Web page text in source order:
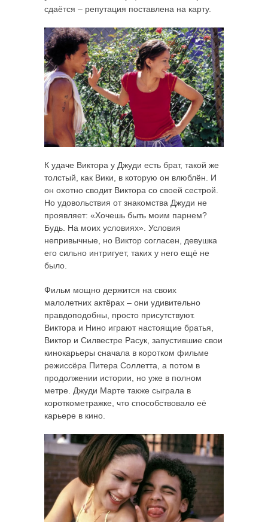
сдаётся – репутация поставлена на карту.
К удаче Виктора у Джуди есть брат, такой же
толстый, как Вики, в которую он влюблён. И
он охотно сводит Виктора со своей сестрой.
Но удовольствия от знакомства Джуди не
проявляет: «Хочешь быть моим парнем?
Будь. На моих условиях». Условия
непривычные, но Виктор согласен, девушка
его сильно интригует, таких у него ещё не
было.
Фильм мощно держится на своих
малолетних актёрах – они удивительно
правдоподобны, просто присутствуют.
Виктора и Нино играют настоящие братья,
Виктор и Силвестре Расук, запустившие свои
кинокарьеры сначала в коротком фильме
режиссёра Питера Соллетта, а потом в
продолжении истории, но уже в полном
метре. Джуди Марте также сыграла в
короткометражке, что способствовало её
карьере в кино.